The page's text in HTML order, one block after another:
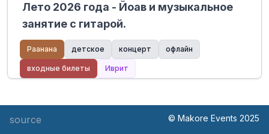
Лето 2026 года - Йоав и музыкальное
занятие с гитарой.
Раанана детское концерт офлайн
входные билеты Иврит
source © Makore Events 2025